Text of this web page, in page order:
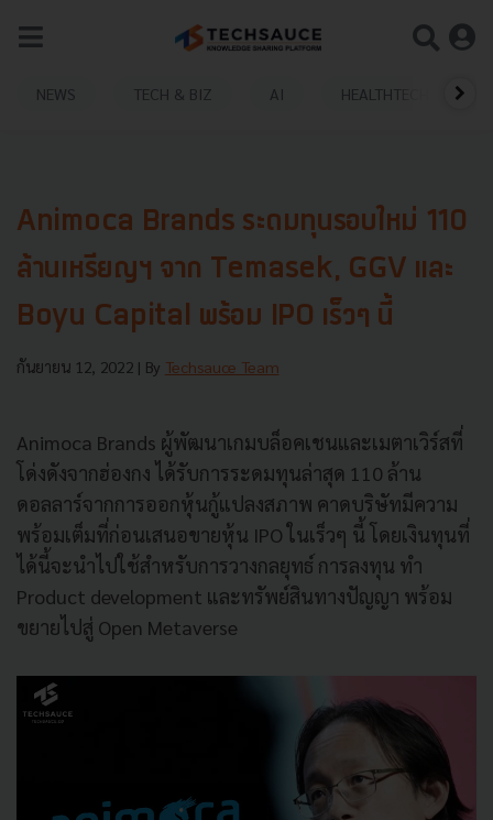
NEWS TECH & BIZ AI HEALTHTECH
Animoca Brands ระดมทุนรอบใหม่ 110
ล้านเหรียญฯ จาก Temasek, GGV และ
Boyu Capital พร้อม IPO เร็วๆ นี้
กันยายน 12, 2022 | By Techsauce Team
Animoca Brands ผู้พัฒนาเกมบล็อคเชนและเมตาเวิร์สที่
โด่งดังจากฮ่องกง ได้รับการระดมทุนล่าสุด 110 ล้าน
ดอลลาร์จากการออกหุ้นกู้แปลงสภาพ คาดบริษัทมีความ
พร้อมเต็มที่ก่อนเสนอขายหุ้น IPO ในเร็วๆ นี้ โดยเงินทุนที่
ได้นี้จะนำไปใช้สำหรับการวางกลยุทธ์ การลงทุน ทำ
Product development และทรัพย์สินทางปัญญา พร้อม
ขยายไปสู่ Open Metaverse